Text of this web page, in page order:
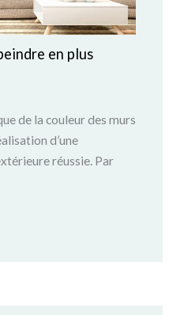
en plus
de la couleur des murs
d’une
réussie. Par